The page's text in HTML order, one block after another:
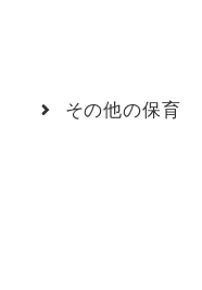
その他の保育